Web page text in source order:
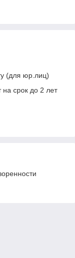
(для юр.лиц)
на срок до 2 лет